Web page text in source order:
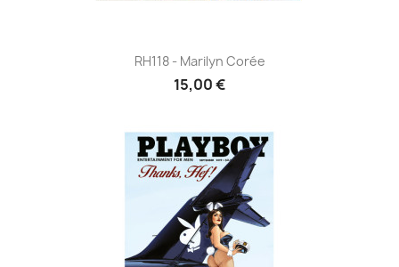
RH118 - Marilyn Corée
15,00 €